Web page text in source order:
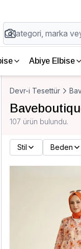
Abiye Elbise
Devr-i Tesettür
107 ürün bulundu.
Stil Beden